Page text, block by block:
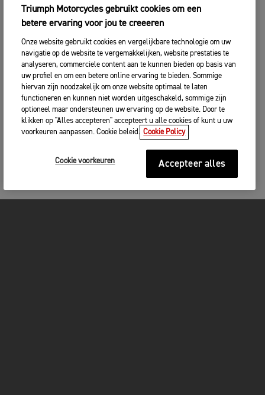
Triumph Motorcycles gebruikt cookies om een
betere ervaring voor jou te creeeren
Onze website gebruikt cookies en vergelijkbare technologie om uw
navigatie op de website te vergemakkelijken, website prestaties te
analyseren, commerciele content aan te kunnen bieden op basis van
uw profiel en om een betere online ervaring te bieden. Sommige
hiervan zijn noodzakelijk om onze website optimaal te laten
functioneren en kunnen niet worden uitgeschakeld, sommige zijn
optioneel maar ondersteunen uw ervaring op de website. Door te
klikken op "Alles accepteren" accepteert u alle cookies of kunt u uw
voorkeuren aanpassen. Cookie beleid. Cookie Policy
Cookie voorkeuren Accepteer alles